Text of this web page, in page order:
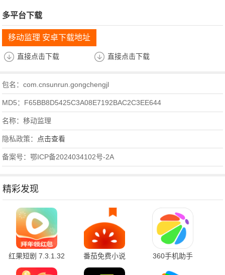
多平台下载
移动监理 安卓下载地址
直接点击下载 直接点击下载
包名：com.cnsunrun.gongchengjl
MD5：F65BB8D5425C3A08E7192BAC2C3EE644
名称：移动监理
隐私政策： 点击查看
备案号：鄂ICP备2024034102号-2A
精彩发现
红果短剧 7.3.1.32
官方版
番茄免费小说
7.3.1.32 安卓版
360手机助手